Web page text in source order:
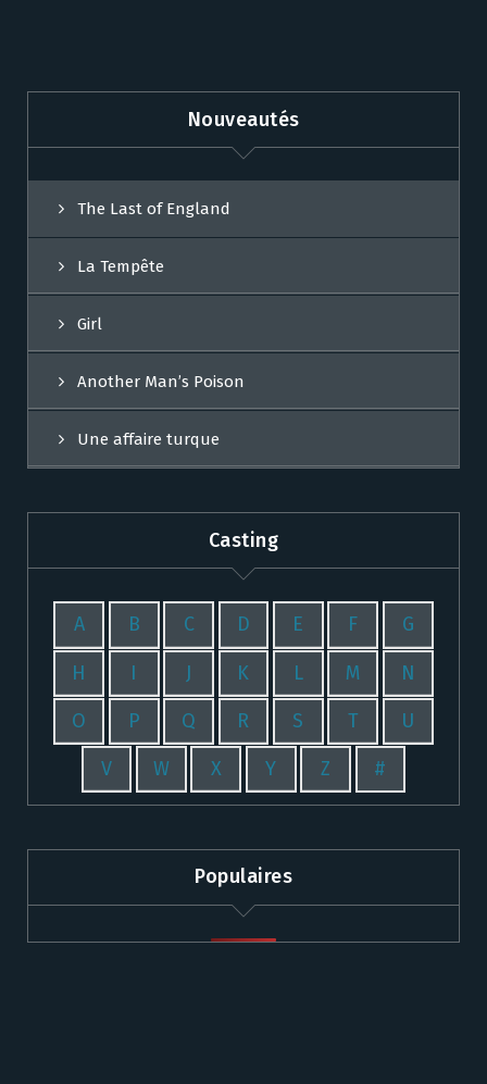
Nouveautés
The Last of England
La Tempête
Girl
Another Man’s Poison
Une affaire turque
Casting
A B C D E F G
H I J K L M N
O P Q R S T U
V W X Y Z #
Populaires